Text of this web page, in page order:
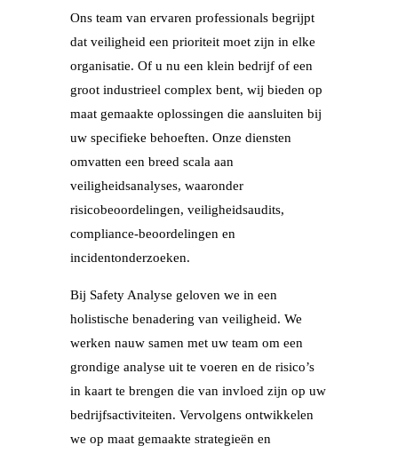
Ons team van ervaren professionals begrijpt
dat veiligheid een prioriteit moet zijn in elke
organisatie. Of u nu een klein bedrijf of een
groot industrieel complex bent, wij bieden op
maat gemaakte oplossingen die aansluiten bij
uw specifieke behoeften. Onze diensten
omvatten een breed scala aan
veiligheidsanalyses, waaronder
risicobeoordelingen, veiligheidsaudits,
compliance-beoordelingen en
incidentonderzoeken.
Bij Safety Analyse geloven we in een
holistische benadering van veiligheid. We
werken nauw samen met uw team om een
grondige analyse uit te voeren en de risico’s
in kaart te brengen die van invloed zijn op uw
bedrijfsactiviteiten. Vervolgens ontwikkelen
we op maat gemaakte strategieën en